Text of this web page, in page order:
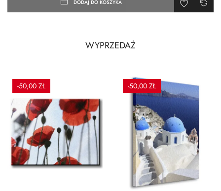
DODAJ DO KOSZYKA
WYPRZEDAŻ
-50,00 ZŁ -50,00 ZŁ